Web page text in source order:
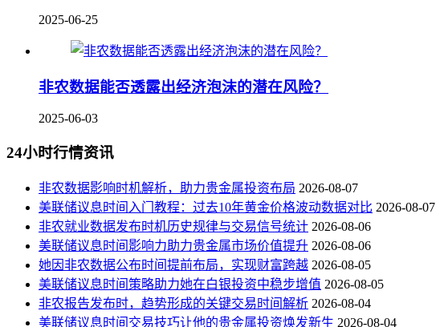
2025-06-25
非农数据能否透露出经济泡沫的潜在风险？
2025-06-03
24小时行情资讯
非农数据影响时机解析，助力贵金属投资布局 2026-08-07
美联储议息时间入门教程：过去10年黄金价格波动数据对比 2026-08-07
非农就业数据发布时机历史规律与交易信号统计 2026-08-06
美联储议息时间影响力助力贵金属市场价值提升 2026-08-06
她因非农数据公布时间提前布局，实现财富跨越 2026-08-05
美联储议息时间策略助力她在白银投资中稳步增值 2026-08-05
非农报告发布时，趋势形成的关键交易时间解析 2026-08-04
美联储议息时间交易技巧让他的贵金属投资焕发新生 2026-08-04